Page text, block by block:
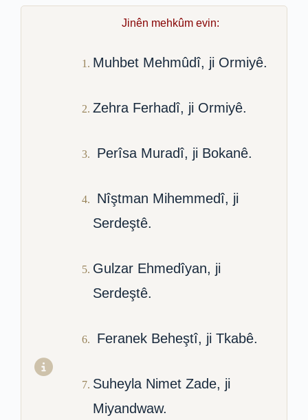
Jinên mehkûm evin:
Muhbet Mehmûdî, ji Ormiyê.
Zehra Ferhadî, ji Ormiyê.
Perîsa Muradî, ji Bokanê.
Nîştman Mihemmedî, ji
Serdeştê.
Gulzar Ehmedîyan, ji
Serdeştê.
Feranek Beheştî, ji Tkabê.
Suheyla Nimet Zade, ji
Miyandwaw.